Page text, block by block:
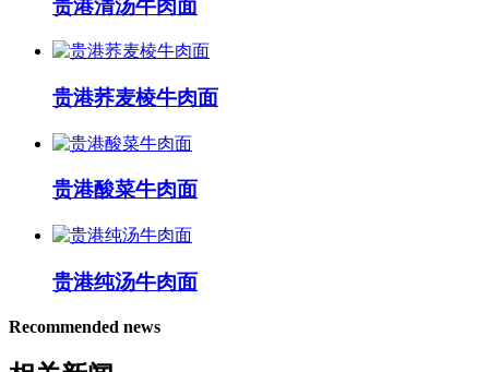
贵港清汤牛肉面
贵港荞麦棱牛肉面
贵港酸菜牛肉面
贵港纯汤牛肉面
Recommended news